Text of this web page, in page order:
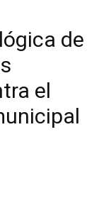
de
el